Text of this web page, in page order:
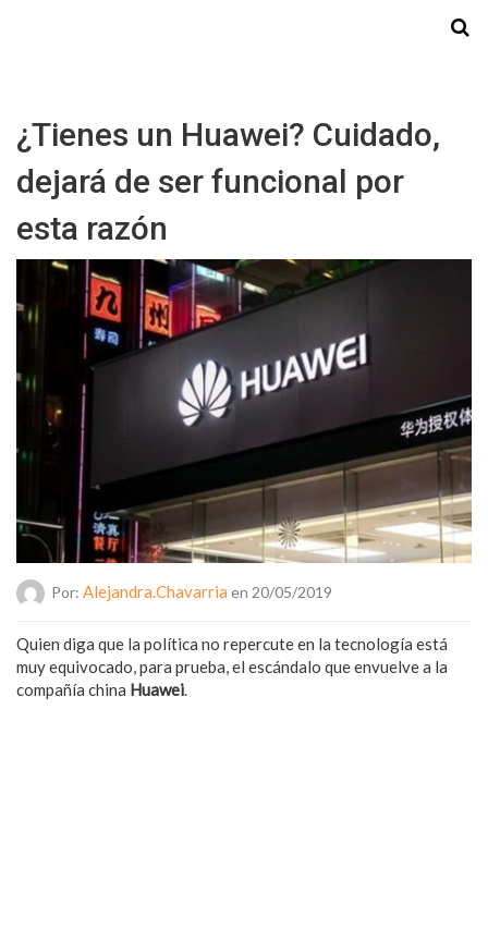
¿Tienes un Huawei? Cuidado,
dejará de ser funcional por
esta razón
Por: Alejandra.chavarria en 20/05/2019
Quien diga que la política no repercute en la tecnología está
muy equivocado, para prueba, el escándalo que envuelve a la
compañía china Huawei.